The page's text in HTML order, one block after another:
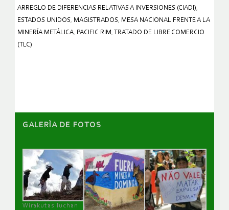
ARREGLO DE DIFERENCIAS RELATIVAS A INVERSIONES (CIADI),
ESTADOS UNIDOS, MAGISTRADOS, MESA NACIONAL FRENTE A LA
MINERÍA METÁLICA, PACIFIC RIM ,
TRATADO DE LIBRE COMERCIO
(TLC)
GALERÌA DE FOTOS
Wirakutas luchan